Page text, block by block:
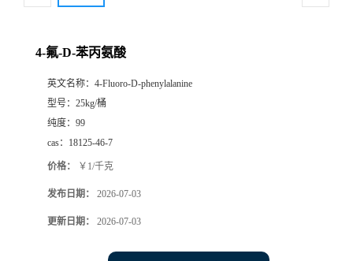
4-氟-D-苯丙氨酸
英文名称： 4-Fluoro-D-phenylalanine
型号： 25kg/桶
纯度： 99
cas： 18125-46-7
价格： ￥1/千克
发布日期： 2026-07-03
更新日期： 2026-07-03